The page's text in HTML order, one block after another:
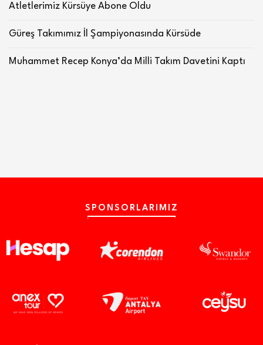
Atletlerimiz Kürsüye Abone Oldu
Güreş Takımımız İl Şampiyonasında Kürsüde
Muhammet Recep Konya’da Milli Takım Davetini Kaptı
SPONSORLARIMIZ